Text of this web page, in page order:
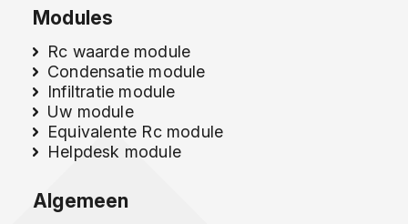
Modules
Rc waarde module
Condensatie module
Infiltratie module
Uw module
Equivalente Rc module
Helpdesk module
Algemeen